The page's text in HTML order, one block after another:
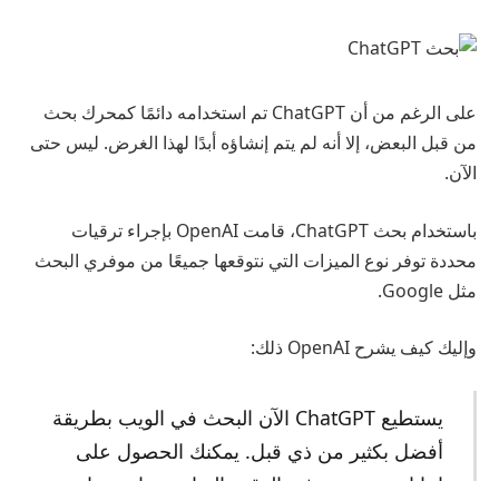
على الرغم من أن ChatGPT تم استخدامه دائمًا كمحرك بحث
من قبل البعض، إلا أنه لم يتم إنشاؤه أبدًا لهذا الغرض. ليس حتى
الآن.
باستخدام بحث ChatGPT، قامت OpenAI بإجراء ترقيات
محددة توفر نوع الميزات التي نتوقعها جميعًا من موفري البحث
مثل Google.
وإليك كيف يشرح OpenAI ذلك:
يستطيع ChatGPT الآن البحث في الويب بطريقة
أفضل بكثير من ذي قبل. يمكنك الحصول على